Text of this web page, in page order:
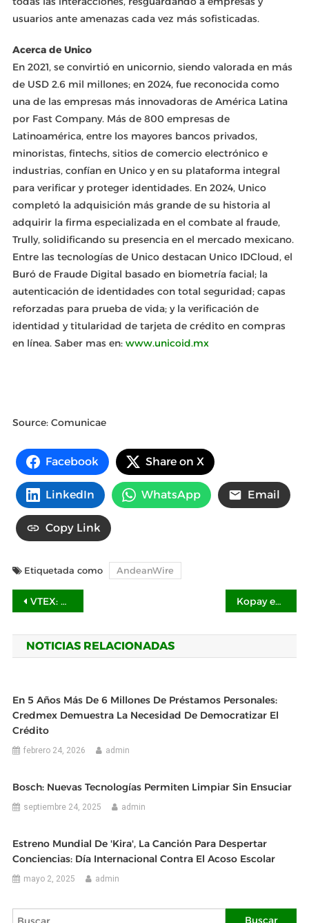
usuarios ante amenazas cada vez más sofisticadas.
Acerca de Unico
En 2021, se convirtió en unicornio, siendo valorada en más
de USD 2.6 mil millones; en 2024, fue reconocida como
una de las empresas más innovadoras de América Latina
por Fast Company. Más de 800 empresas de
Latinoamérica, entre los mayores bancos privados,
minoristas, fintechs, sitios de comercio electrónico e
industrias, confían en Unico y en su plataforma integral
para verificar y proteger identidades. En 2024, Unico
completó la adquisición más grande de su historia al
adquirir la firma especializada en el combate al fraude,
Trully, solidificando su presencia en el mercado mexicano.
Entre las tecnologías de Unico destacan Unico IDCloud, el
Buró de Fraude Digital basado en biometría facial; la
autenticación de identidades con total seguridad; capas
reforzadas para prueba de vida; y la verificación de
identidad y titularidad de tarjeta de crédito en compras
en línea. Saber mas en: www.unicoid.mx
Source: Comunicae
Facebook Share on X
LinkedIn WhatsApp Email
Copy Link
Etiquetada como AndeanWire
Navegación
de
entradas
VTEX: Cómo optimizar un ecommerce B2B para el mercado actual Kopay explica la Depilación Láser YAG Candela y los diferentes métodos de depilación como bikini brasileño
NOTICIAS RELACIONADAS
En 5 Años Más De 6 Millones De Préstamos Personales:
Credmex Demuestra La Necesidad De Democratizar El
Crédito
febrero 24, 2026 admin
Bosch: Nuevas Tecnologías Permiten Limpiar Sin Ensuciar
septiembre 24, 2025 admin
Estreno Mundial De 'Kira', La Canción Para Despertar
Conciencias: Día Internacional Contra El Acoso Escolar
mayo 2, 2025 admin
Buscar: